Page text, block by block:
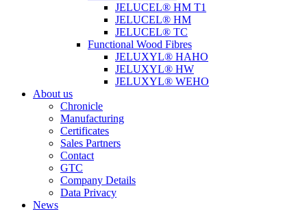
JELUCEL® HM T1
JELUCEL® HM
JELUCEL® TC
Functional Wood Fibres
JELUXYL® HAHO
JELUXYL® HW
JELUXYL® WEHO
About us
Chronicle
Manufacturing
Certificates
Sales Partners
Contact
GTC
Company Details
Data Privacy
News